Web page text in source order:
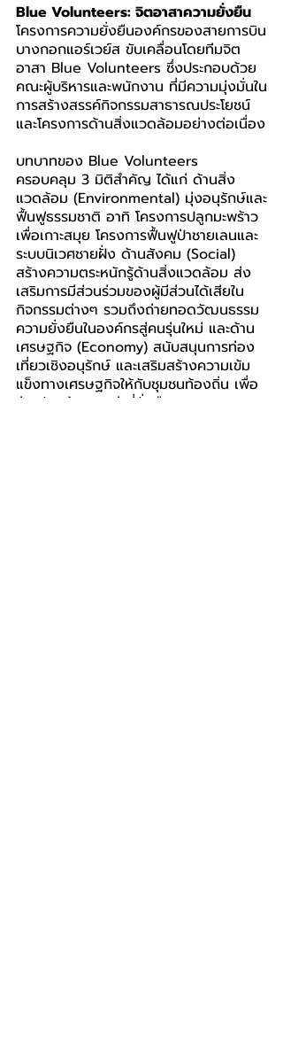
Blue Volunteers: จิตอาสาความยั่งยืน
โครงการความยั่งยืนองค์กรของสายการบิน
บางกอกแอร์เวย์ส ขับเคลื่อนโดยทีมจิต
อาสา Blue Volunteers ซึ่งประกอบด้วย
คณะผู้บริหารและพนักงาน ที่มีความมุ่งมั่นใน
การสร้างสรรค์กิจกรรมสาธารณประโยชน์
และโครงการด้านสิ่งแวดล้อมอย่างต่อเนื่อง
บทบาทของ Blue Volunteers
ครอบคลุม 3 มิติสำคัญ ได้แก่ ด้านสิ่ง
แวดล้อม (Environmental) มุ่งอนุรักษ์และ
ฟื้นฟูธรรมชาติ อาทิ โครงการปลูกมะพร้าว
เพื่อเกาะสมุย โครงการฟื้นฟูป่าชายเลนและ
ระบบนิเวศชายฝั่ง ด้านสังคม (Social)
สร้างความตระหนักรู้ด้านสิ่งแวดล้อม ส่ง
เสริมการมีส่วนร่วมของผู้มีส่วนได้เสียใน
กิจกรรมต่างๆ รวมถึงถ่ายทอดวัฒนธรรม
ความยั่งยืนในองค์กรสู่คนรุ่นใหม่ และด้าน
เศรษฐกิจ (Economy) สนับสนุนการท่อง
เที่ยวเชิงอนุรักษ์ และเสริมสร้างความเข้ม
แข็งทางเศรษฐกิจให้กับชุมชนท้องถิ่น เพื่อ
ร่วมกันสร้างคุณค่าที่ยั่งยืน